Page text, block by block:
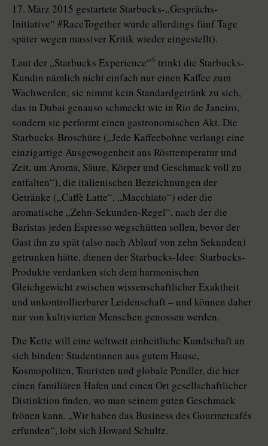
17. März 2015 gestartete Starbucks-„Gesprächs-
Initiative“ #RaceTogether wurde allerdings fünf Tage
später wegen massiver Kritik wieder eingestellt).
Laut der „Starbucks Experience“6 trinkt die Starbucks-
Kundin nämlich nicht einfach nur einen Kaffee zum
Wachwerden; sie nimmt kein Standardgetränk zu sich,
das in Dubai genauso schmeckt wie in Rio de Janeiro,
sondern sie performt einen gastronomischen Akt. Die
Starbucks-Broschüre („Jede Kaffeebohne verlangt eine
einzigartige Ausgewogenheit aus Rösttemperatur und
Zeit, um Aroma, Säure, Körper und Geschmack voll zu
entfalten“), die italienischen Bezeichnungen der
Getränke („Caffè Latte“, „Macchiato“) oder die
aromatische „Zehn-Sekunden-Regel“, nach der die
Baristas jeden Espresso wegschütten sollen, bevor der
Gast ihn zu spät (also nach Ablauf von zehn Sekunden)
getrunken hätte, dienen der Starbucks-Idee: Starbucks-
Produkte verdanken sich dem harmonischen
Gleichgewicht zwischen wissenschaftlicher Exaktheit
und unkontrollierbarer Leidenschaft – und können daher
nur von kultivierten Menschen genossen werden.
Die Kette will eine weltweit einheitliche Kundschaft an
sich binden: Studentinnen aus gutem Hause,
Kosmopoliten, Touristen und globale Pendler, die hier
einen familiären Hafen und einen Ort gesellschaftlicher
Distinktion finden, wo man seinem guten Geschmack
frönen kann. „Wir haben das Business des Gourmetcafés
erfunden“, lobt sich Howard Schultz.